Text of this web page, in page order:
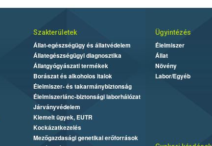
Szakterületek
Állat-egészségügy és állatvédelem
Állategészségügyi diagnosztika
Állatgyógyászati termékek
Borászat és alkoholos italok
Élelmiszer- és takarmánybiztonság
Élelmiszerlánc-biztonsági laborhálózat
Járványvédelem
Kiemelt ügyek, EUTR
Kockázatkezelés
Mezőgazdasági genetikai erőforrások
Ügyintézés
Élelmiszer
Állat
Növény
Labor/Egyéb